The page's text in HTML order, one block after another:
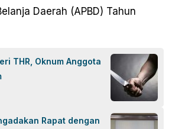
Daerah (APBD) Tahun
THR, Oknum Anggota
Rapat dengan